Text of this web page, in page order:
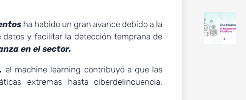
ha habido un gran avance debido a la
y facilitar la detección temprana de
en el sector.
el machine learning contribuyó a que las
extremas hasta ciberdelincuencia,